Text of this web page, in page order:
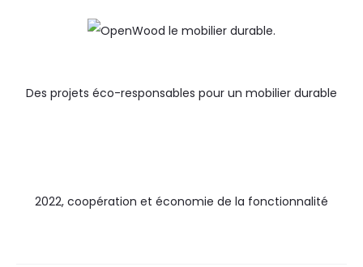
Des projets éco-responsables pour un mobilier durable
2022, coopération et économie de la fonctionnalité